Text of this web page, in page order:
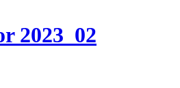
2023_02